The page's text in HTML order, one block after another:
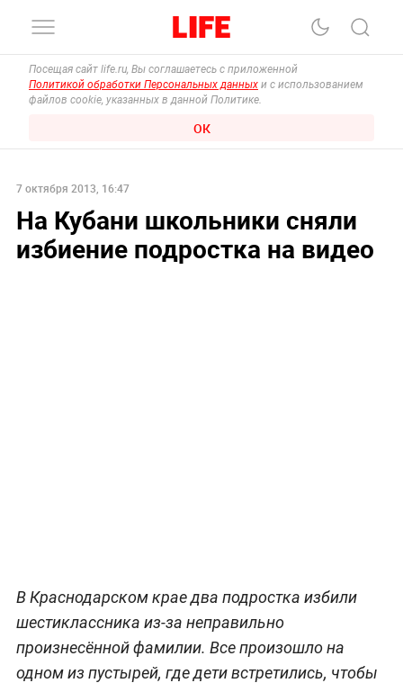
Посещая сайт life.ru, Вы соглашаетесь с приложенной
Политикой обработки Персональных данных и с использованием
файлов cookie, указанных в данной Политике.
ОК
7 октября 2013, 16:47
На Кубани школьники сняли
избиение подростка на видео
В Краснодарском крае два подростка избили
шестиклассника из-за неправильно
произнесённой фамилии. Все произошло на
одном из пустырей, где дети встретились, чтобы